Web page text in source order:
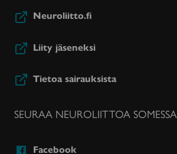
Neuroliitto.fi
Liity jäseneksi
Tietoa sairauksista
SEURAA NEUROLIITTOA SOMESSA
Facebook